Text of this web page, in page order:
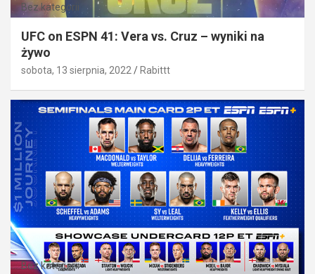
Bez kategorii
UFC on ESPN 41: Vera vs. Cruz – wyniki na
żywo
sobota, 13 sierpnia, 2022 Rabittt
Bez kategorii